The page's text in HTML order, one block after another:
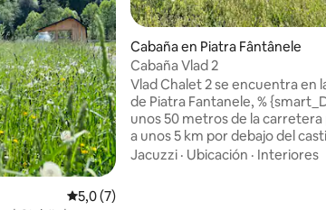
Calificación promedio: 5,0 de 5. 7
5,0 (7)
Cabaña en Piatra Fântânele
Cabaña Vlad 2
Vlad Chalet 2 se encuentra en
de Piatra Fantanele, %
unos 50 metros de la carretera
a unos 5 km por debajo del
Drácula, en una zona magnífica
Jacuzzi · Ubicación · Interiores